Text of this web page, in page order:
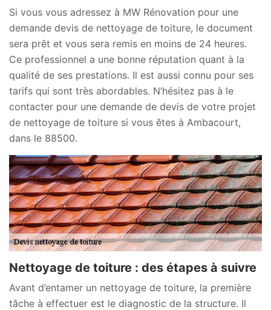
Si vous vous adressez à MW Rénovation pour une
demande devis de nettoyage de toiture, le document
sera prêt et vous sera remis en moins de 24 heures.
Ce professionnel a une bonne réputation quant à la
qualité de ses prestations. Il est aussi connu pour ses
tarifs qui sont très abordables. N’hésitez pas à le
contacter pour une demande de devis de votre projet
de nettoyage de toiture si vous êtes à Ambacourt,
dans le 88500.
Nettoyage de toiture : des étapes à suivre
Avant d’entamer un nettoyage de toiture, la première
tâche à effectuer est le diagnostic de la structure. Il